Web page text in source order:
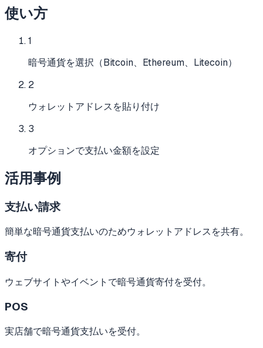
使い方
1
暗号通貨を選択（Bitcoin、Ethereum、Litecoin）
2
ウォレットアドレスを貼り付け
3
オプションで支払い金額を設定
活用事例
支払い請求
簡単な暗号通貨支払いのためウォレットアドレスを共有。
寄付
ウェブサイトやイベントで暗号通貨寄付を受付。
POS
実店舗で暗号通貨支払いを受付。